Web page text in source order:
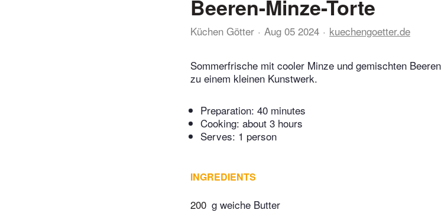
Beeren-Minze-Torte
Küchen Götter Aug 05 2024 kuechengoetter.de
Sommerfrische mit cooler Minze und gemischten
zu einem kleinen Kunstwerk.
Preparation: 40 minutes
Cooking: about 3 hours
Serves: 1 person
INGREDIENTS
200 g weiche Butter